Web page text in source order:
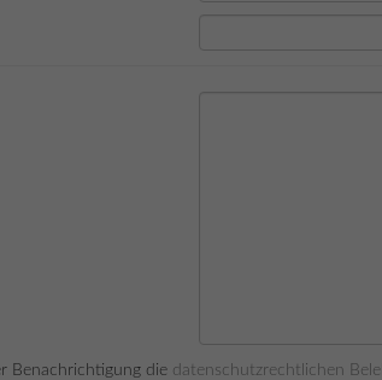
Benachrichtigung die datenschutzrechtlichen